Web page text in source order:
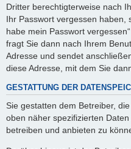
Dritter berechtigterweise nach
Ihr Passwort vergessen haben,
habe mein Passwort
fragt Sie dann nach Ihrem
Adresse und sendet
diese Adresse, mit dem Sie
GESTATTUNG DER
Sie gestatten dem Betreiber,
oben näher spezifizierten
betreiben und anbieten zu